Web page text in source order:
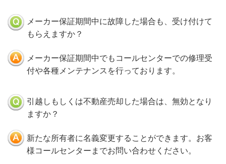
メーカー保証期間中に故障した場合も、受け付けて
もらえますか？
メーカー保証期間中でもコールセンターでの修理受
付や各種メンテナンスを行っております。
引越しもしくは不動産売却した場合は、無効となり
ますか？
新たな所有者に名義変更することができます。お客
様コールセンターまでお問い合わせください。